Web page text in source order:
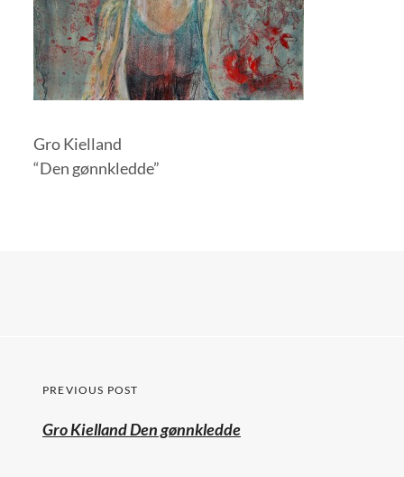
Gro Kielland
“Den gønnkledde”
Post
navigation
PREVIOUS POST
Previous
Gro Kielland Den gønnkledde